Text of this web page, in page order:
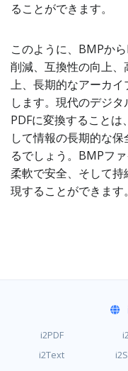
ることができます。
このように、BMPか
削減、互換性の向上
上、長期的なアーカ
します。現代のデジ
PDFに変換すること
して情報の長期的な
るでしょう。BMPフ
柔軟で安全、そして
現することができます。
i2PDF
i2Text